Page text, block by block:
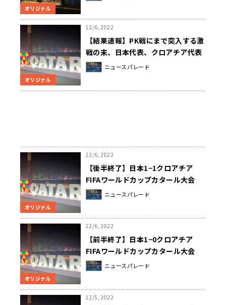
オリジナル
オリジナル
12/6, 2022
【結果速報】PK戦にまで突入する激
戦の末、日本代表、クロアチア代表
に敗北ニュースパレード
オリジナル
12/6, 2022
【後半終了】日本1−1クロアチア
FIFAワールドカップカタール大会
ニュースパレード
オリジナル
12/6, 2022
【前半終了】日本1−0クロアチア
FIFAワールドカップカタール大会
ニュースパレード
12/5, 2022